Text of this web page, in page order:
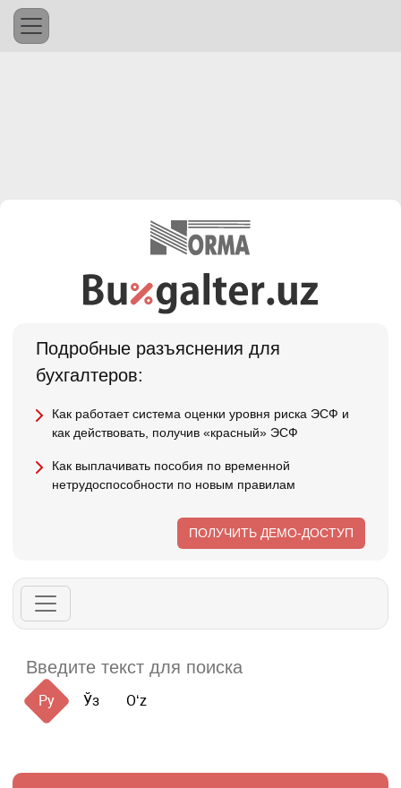
Подробные разъяснения для
бухгалтеров:
Как работает система оценки уровня риска ЭСФ и
как действовать, получив «красный» ЭСФ
Как выплачивать пособия по временной
нетрудоспособности по новым правилам
ПОЛУЧИТЬ ДЕМО-ДОСТУП
Ру Ўз Oʻz